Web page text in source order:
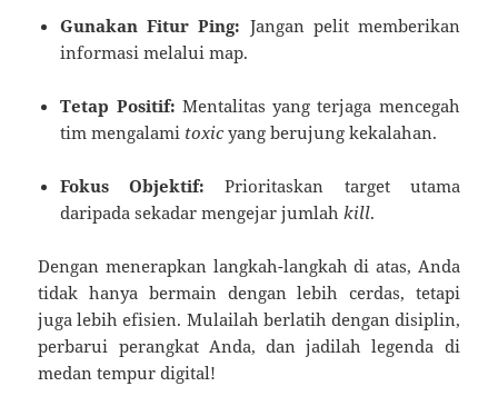
Gunakan Fitur Ping: Jangan pelit memberikan
informasi melalui map.
Tetap Positif: Mentalitas yang terjaga mencegah
tim mengalami toxicyang berujung kekalahan.
Fokus Objektif: Prioritaskan target utama
daripada sekadar mengejar jumlah kill.
Dengan menerapkan langkah-langkah di atas, Anda
tidak hanya bermain dengan lebih cerdas, tetapi
juga lebih efisien. Mulailah berlatih dengan disiplin,
perbarui perangkat Anda, dan jadilah legenda di
medan tempur digital!